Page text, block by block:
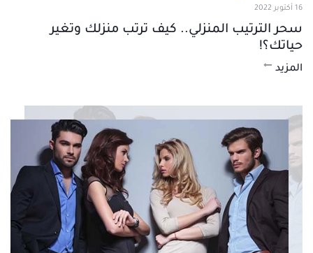
16 أكتوبر 2022
سحر الترتيب المنزلي.. كيف ترتب منزلك وتغير
حياتك؟!
المزيد